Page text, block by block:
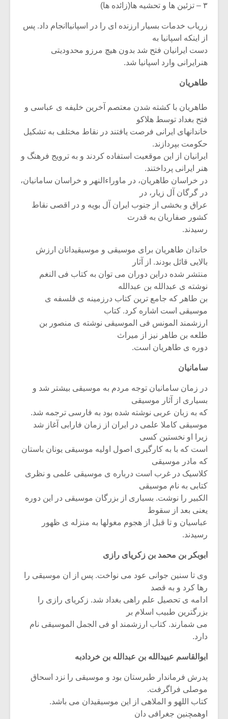
۳ – تزئین ها و تحشیه ها(زائده ها)
زریاب خدمات بسیار ارزنده ای را در اسپانیاانجام داد. پس
از اینکه اسپانیا به
دست ایرانیان فتح شد بدون هیچ مرزو محدودیتی
هنرایرانی وارد اسپانیا شد.
طاهریان
طاهریان با کشته شدن معتصم آخرین خلیفه ی عباسی و
فتح بغداد توسط هلاکو
خاندانهای ایرانی فرصت یافتند در نقاط مختلف به تشکیل
حکومت بپردازند.
ایرانیان از این موقعیت استفاده کردند و به ترویج فرهنگ و
هنر ایرانی پرداختند.
در خراسان طاهریان، در ماوراءالنهر و خراسان سامانیان،
در گرگان آل زیار، در
عراق و بخشی از جنوب ایران آل بویه و در اقصی نقاط
کشور صفاریان به قدرت
رسیدند.
خاندان طاهریان برای موسیقی و موسیقیدانان ارزش
بالایی قائل بودند. از آثار
منتشر شده دراین دوران می توان به کتاب فی النغم
نوشته ی عبدالله بن عبدالله
بن طاهر که جامع ترین کتاب درزمینه ی فلسفه ی
موسیقی است اشاره کرد. کتاب
ارزشمند المونس فی الموسیقی نوشته ی منصور بن
طلعه بن طاهر نیز از میراث
دوره ی طاهریان است.
سامانیان
در زمان سامانیان توجه مردم به موسیقی بیشتر شد و
بسیاری از آثار موسیقی
که به زبان عربی نوشته شده بود به فارسی ترجمه شد.
موسیقی کاملا علمی در ایران از زمان فارابی آغاز شد
زیرا او نخستین کسی
است که با به کارگیری اصول اولیه موسیقی یونان باستان
که مادر موسیقی
کلاسیک در غرب است درباره ی موسیقی علمی و نظری
کتابی به نام موسیقی
الکبیر را نوشت. بسیاری از بزرگان موسیقی در این دوره
یعنی بعد از سقوط
عباسیان و تا قبل از هجوم مغولها به منزله ی ظهور
رسیدند.
ابوبکر بن محمد بن زکریای رازی
وی تا سنین جوانی عود می نواخت. پس از ان موسیقی را
رها کرد و به قصد
ادامه ی تحصیل علم راهی بغداد شد. زکریای رازی را
بزرگترین طبیب اسلام بر
می شمارند. کتاب ارزشمند او فی الجمل الموسیقی نام
دارد.
ابوالقاسم عبیدالله بن عبدالله بن خردادبه
پدرش فرماندار طبرستان بود و موسیقی را نزد اسحاق
موصلی فراگرفت.
کتاب اللهو و الملاهی از این موسیقیدان می باشد.
اوهمچنین جغرافی دان
متن فیلم «متری
شیش و نیم»
اگر نمی توانی
موسیقی